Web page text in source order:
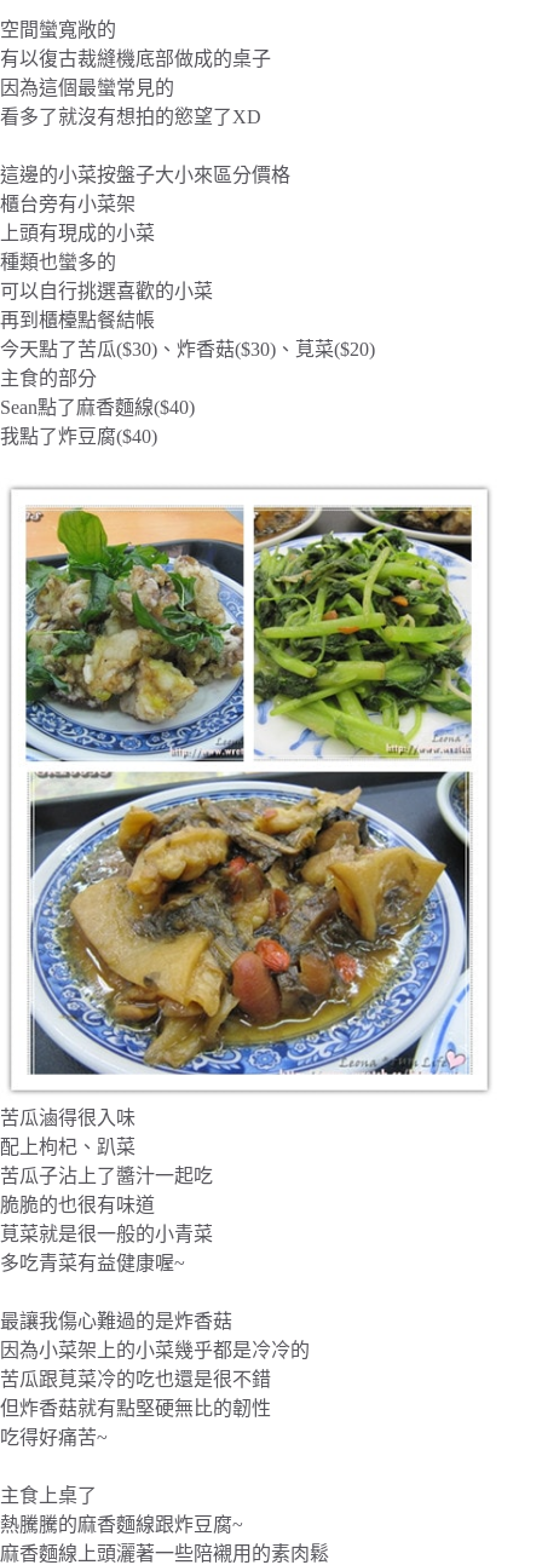
空間蠻寬敞的
有以復古裁縫機底部做成的桌子
因為這個最蠻常見的
看多了就沒有想拍的慾望了XD
這邊的小菜按盤子大小來區分價格
櫃台旁有小菜架
上頭有現成的小菜
種類也蠻多的
可以自行挑選喜歡的小菜
再到櫃檯點餐結帳
今天點了苦瓜($30)、炸香菇($30)、莧菜($20)
主食的部分
Sean點了麻香麵線($40)
我點了炸豆腐($40)
苦瓜滷得很入味
配上枸杞、趴菜
苦瓜子沾上了醬汁一起吃
脆脆的也很有味道
莧菜就是很一般的小青菜
多吃青菜有益健康喔~
最讓我傷心難過的是炸香菇
因為小菜架上的小菜幾乎都是冷冷的
苦瓜跟莧菜冷的吃也還是很不錯
但炸香菇就有點堅硬無比的韌性
吃得好痛苦~
主食上桌了
熱騰騰的麻香麵線跟炸豆腐~
麻香麵線上頭灑著一些陪襯用的素肉鬆